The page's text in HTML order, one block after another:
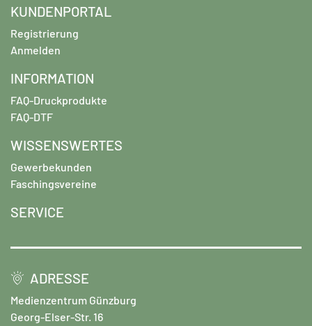
KUNDENPORTAL
Registrierung
Anmelden
INFORMATION
FAQ-Druckprodukte
FAQ-DTF
WISSENSWERTES
Gewerbekunden
Faschingsvereine
SERVICE
ADRESSE
Medienzentrum Günzburg
Georg-Elser-Str. 16